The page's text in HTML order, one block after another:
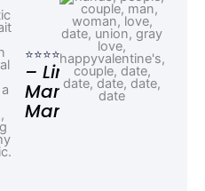
⭐⭐⭐⭐⭐
– Linda,
Marketing
Manager